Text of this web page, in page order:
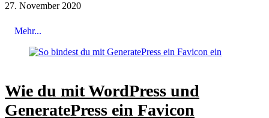
27. November 2020
Mehr...
Wie du mit WordPress und
GeneratePress ein Favicon